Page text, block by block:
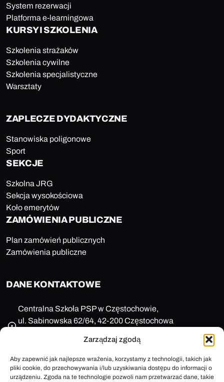
Zarządzaj zgodą
Aby zapewnić jak najlepsze wrażenia, korzystamy z technologii, takich jak
pliki cookie, do przechowywania i/lub uzyskiwania dostępu do informacji o
urządzeniu. Zgoda na te technologie pozwoli nam przetwarzać dane, takie
System rezerwacji
Platforma e-learningowa
KURSY I SZKOLENIA
Szkolenia strażaków
Szkolenia cywilne
Szkolenia specjalistyczne
Warsztaty
ZAPLECZE DYDAKTYCZNE
Stanowiska poligonowe
Sport
SEKCJE
Szkolna JRG
Sekcja wysokościowa
Koło emerytów
ZAMÓWIENIA PUBLICZNE
Plan zamówień publicznych
Zamówienia publiczne
DANE KONTAKTOWE
Centralna Szkoła PSP w Częstochowie,
ul. Sabinowska 62/64, 42-200 Częstochowa
REGON: 150123657
+48 47 85 86 100
sekretariat@cspsp.pl